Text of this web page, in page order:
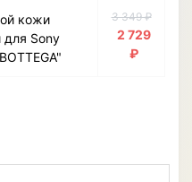
кожи
для Sony
3 349 ₽
2 729
₽